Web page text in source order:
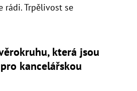
rádi. Trpělivost se
která jsou
kancelářskou